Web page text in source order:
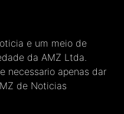
e um meio de
da AMZ Ltda.
necessario apenas dar
de Noticias